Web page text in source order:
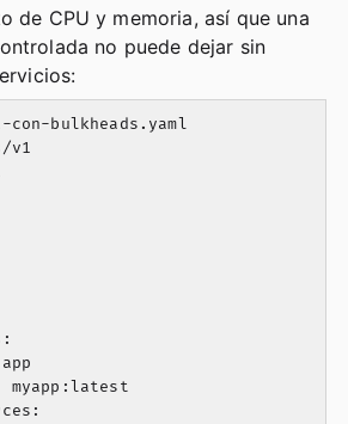
de CPU y memoria, así que una
no puede dejar sin
con-bulkheads.yaml
v1
myapp:latest